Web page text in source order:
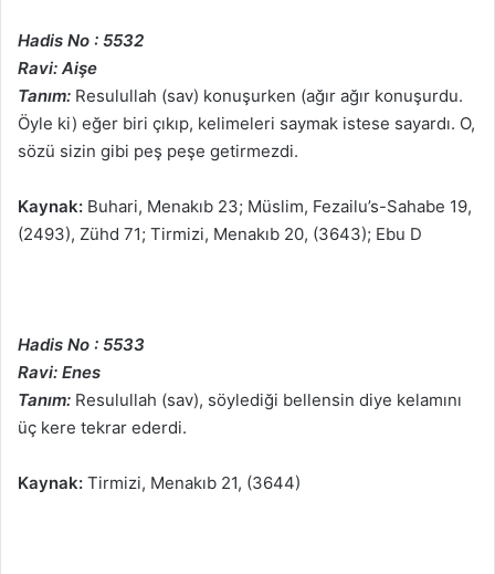
Hadis No : 5532
Ravi: Aişe
Tanım: Resulullah (sav) konuşurken (ağır ağır konuşurdu.
Öyle ki) eğer biri çıkıp, kelimeleri saymak istese sayardı. O,
sözü sizin gibi peş peşe getirmezdi.
Kaynak: Buhari, Menakıb 23; Müslim, Fezailu’s-Sahabe 19,
(2493), Zühd 71; Tirmizi, Menakıb 20, (3643); Ebu D
Hadis No : 5533
Ravi: Enes
Tanım: Resulullah (sav), söylediği bellensin diye kelamını
üç kere tekrar ederdi.
Kaynak: Tirmizi, Menakıb 21, (3644)